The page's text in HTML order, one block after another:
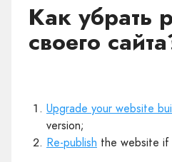
Как убрать
своего
Upgrade your website
version;
Re-publish the website if